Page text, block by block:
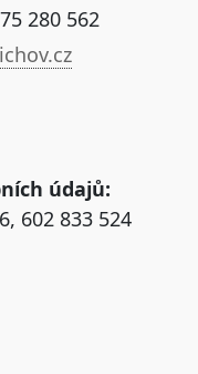
280 562
údajů:
602 833 524